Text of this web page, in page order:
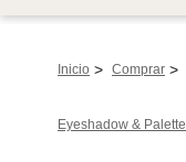
Inicio > Comprar >
Eyeshadow &